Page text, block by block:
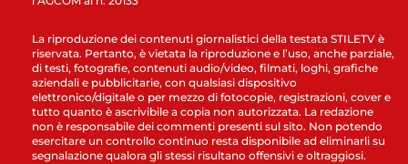
La riproduzione dei contenuti giornalistici della testata STILETV è
riservata. Pertanto, è vietata la riproduzione e l’uso, anche parziale,
di testi, fotografie, contenuti audio/video, filmati, loghi, grafiche
aziendali e pubblicitarie, con qualsiasi dispositivo
elettronico/digitale o per mezzo di fotocopie, registrazioni, cover e
tutto quanto è ascrivibile a copia non autorizzata. La redazione
non è responsabile dei commenti presenti sul sito. Non potendo
esercitare un controllo continuo resta disponibile ad eliminarli su
segnalazione qualora gli stessi risultano offensivi e oltraggiosi.